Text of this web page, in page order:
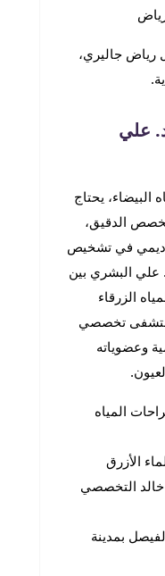
رياض جاليري،
علي
البيضاء، يحتاج
الدقيق،
في تشخيص
علي البشري بين
الزرقاء
تخصصي
وعضوياته
المياه
الأزرق
التخصصي
بمدينة